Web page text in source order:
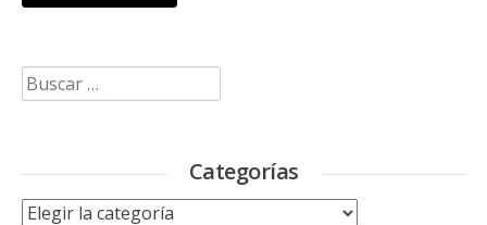
Buscar:
Categorías
Categorías